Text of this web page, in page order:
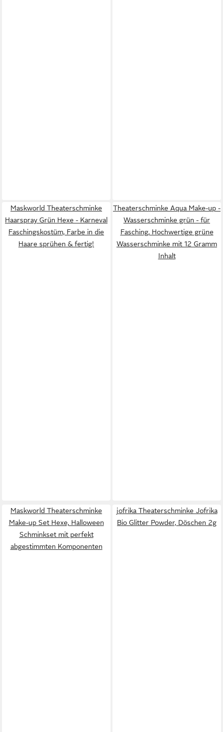
Maskworld Theaterschminke
Haarspray Grün Hexe - Karneval
Faschingskostüm, Farbe in die
Haare sprühen & fertig!
Theaterschminke Aqua Make-up -
Wasserschminke grün - für
Fasching, Hochwertige grüne
Wasserschminke mit 12 Gramm
Inhalt
Maskworld Theaterschminke
Make-up Set Hexe, Halloween
Schminkset mit perfekt
abgestimmten Komponenten
jofrika Theaterschminke Jofrika
Bio Glitter Powder, Döschen 2g